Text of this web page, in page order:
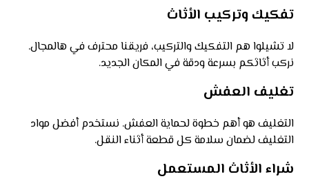
تفكيك وتركيب الأثاث
لا تشيلوا هم التفكيك والتركيب، فريقنا محترف في هالمجال.
نركب أثاثكم بسرعة ودقة في المكان الجديد.
تغليف العفش
التغليف هو أهم خطوة لحماية العفش. نستخدم أفضل مواد
التغليف لضمان سلامة كل قطعة أثناء النقل.
شراء الأثاث المستعمل